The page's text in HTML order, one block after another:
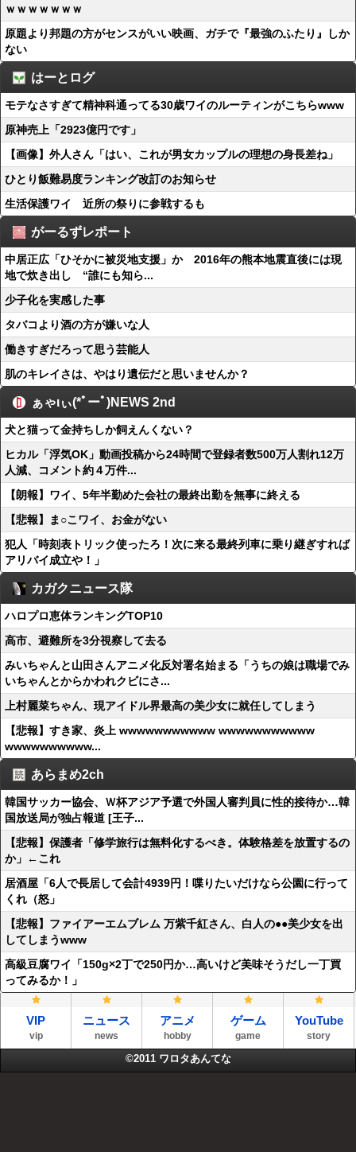
ｗｗｗｗｗｗｗ
原題より邦題の方がセンスがいい映画、ガチで『最強のふたり』しか
ない
はーとログ
モテなさすぎて精神科通ってる30歳ワイのルーティンがこちらwww
原神売上「2923億円です」
【画像】外人さん「はい、これが男女カップルの理想の身長差ね」
ひとり飯難易度ランキング改訂のお知らせ
生活保護ワイ 近所の祭りに参戦するも
がーるずレポート
中居正広「ひそかに被災地支援」か 2016年の熊本地震直後には現
地で炊き出し “誰にも知ら...
少子化を実感した事
タバコより酒の方が嫌いな人
働きすぎだろって思う芸能人
肌のキレイさは、やはり遺伝だと思いませんか？
ぁゃιぃ(*ﾟーﾟ)NEWS 2nd
犬と猫って金持ちしか飼えんくない？
ヒカル「浮気OK」動画投稿から24時間で登録者数500万人割れ12万
人減、コメント約４万件...
【朗報】ワイ、5年半勤めた会社の最終出勤を無事に終える
【悲報】ま○こワイ、お金がない
犯人「時刻表トリック使ったろ！次に来る最終列車に乗り継ぎすれば
アリバイ成立や！」
カガクニュース隊
ハロプロ恵体ランキングTOP10
高市、避難所を3分視察して去る
みいちゃんと山田さんアニメ化反対署名始まる「うちの娘は職場でみ
いちゃんとからかわれクビにさ...
上村麗菜ちゃん、現アイドル界最高の美少女に就任してしまう
【悲報】すき家、炎上 wwwwwwwwwww wwwwwwwwwww
wwwwwwwwww...
あらまめ2ch
韓国サッカー協会、Ｗ杯アジア予選で外国人審判員に性的接待か…韓
国放送局が独占報道 [王子...
【悲報】保護者「修学旅行は無料化するべき。体験格差を放置するの
か」←これ
居酒屋「6人で長居して会計4939円！喋りたいだけなら公園に行って
くれ（怒」
【悲報】ファイアーエムブレム 万紫千紅さん、白人の●●美少女を出
してしまうwww
高級豆腐ワイ「150g×2丁で250円か…高いけど美味そうだし一丁買
ってみるか！」
VIP
vip
ニュース
news
アニメ
hobby
ゲーム
game
YouTube
story
©2011 ワロタあんてな